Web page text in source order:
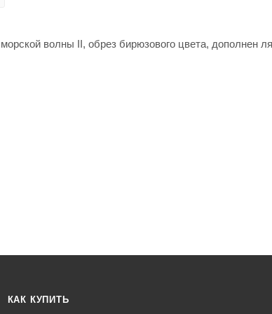
волны II, обрез бирюзового цвета, дополнен
КАК КУПИТЬ